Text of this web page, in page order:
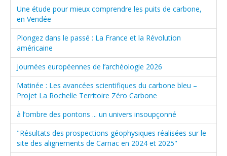
Une étude pour mieux comprendre les puits de carbone,
en Vendée
Plongez dans le passé : La France et la Révolution
américaine
Journées européennes de l’archéologie 2026
Matinée : Les avancées scientifiques du carbone bleu –
Projet La Rochelle Territoire Zéro Carbone
à l’ombre des pontons ... un univers insoupçonné
"Résultats des prospections géophysiques réalisées sur le
site des alignements de Carnac en 2024 et 2025"